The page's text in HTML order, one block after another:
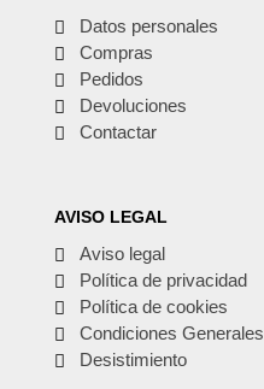
Datos personales
Compras
Pedidos
Devoluciones
Contactar
AVISO LEGAL
Aviso legal
Política de privacidad
Política de cookies
Condiciones Generales
Desistimiento